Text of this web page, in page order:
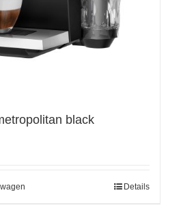
black
Details